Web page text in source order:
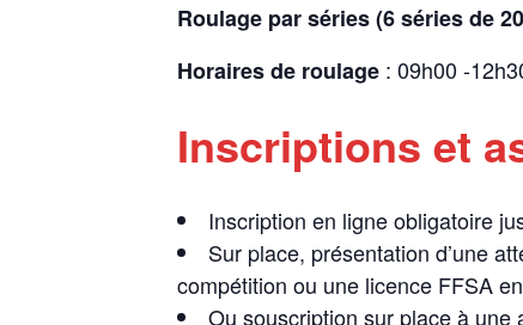
Roulage par séries (6 séries de
Horaires de roulage : 09h00 -
Inscriptions et
Inscription en ligne obligatoire
Sur place, présentation d’une
compétition ou une licence FFSA
Ou souscription sur place à une